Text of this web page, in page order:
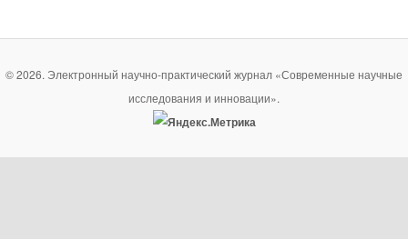
© 2026. Электронный научно-практический журнал «Современные научные
исследования и инновации».